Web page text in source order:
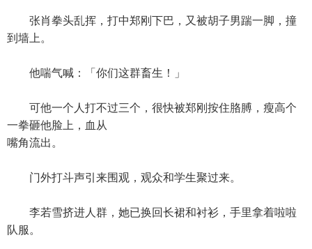
张肖拳头乱挥，打中郑刚下巴，又被胡子男踹一脚，撞
到墙上。
他喘气喊：「你们这群畜生！」
可他一个人打不过三个，很快被郑刚按住胳膊，瘦高个
一拳砸他脸上，血从
嘴角流出。
门外打斗声引来围观，观众和学生聚过来。
李若雪挤进人群，她已换回长裙和衬衫，手里拿着啦啦
队服。